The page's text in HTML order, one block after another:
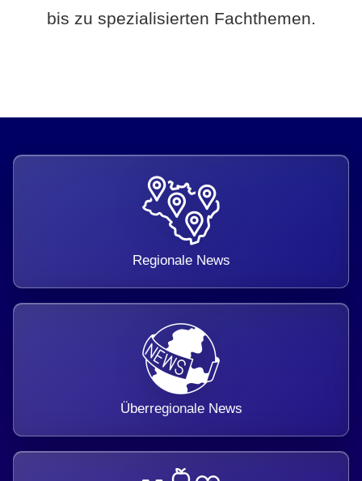
bis zu spezialisierten Fachthemen.
Regionale News
Überregionale News